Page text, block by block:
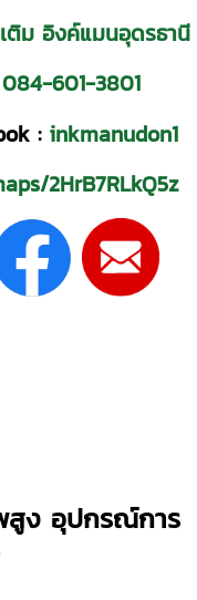
ติม อิงค์แมนอุดรธานี
084-601-3801
: inkmanudon1
2HrB7RLkQ5z
สูง อุปกรณ์การ